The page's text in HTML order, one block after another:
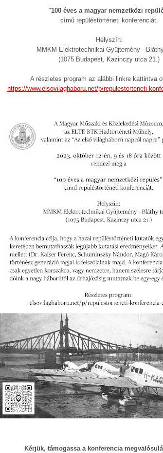
"100 éves a magyar nemzetközi
című repüléstörténeti konferenciát.
Helyszín:
MMKM Elektrotechnikai Gyűjtemény -
(1075 Budapest, Kazinczy utca 21.)
A részletes program az alábbi linkre kattintva
https://www.elsovilaghaboru.net/p/repulestorteneti-
Kérjük, támogassa a konferencia